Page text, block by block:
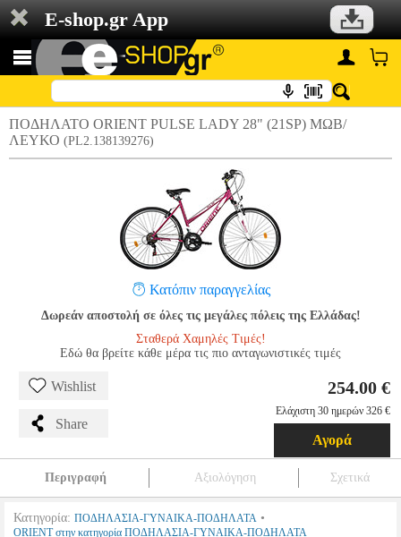
E-shop.gr App
ΠΟΔΗΛΑΤΟ ORIENT PULSE LADY 28" (21SP) ΜΩΒ/
ΛΕΥΚΟ (PL2.138139276)
Κατόπιν παραγγελίας
Δωρεάν αποστολή σε όλες τις μεγάλες πόλεις της Ελλάδας!
Σταθερά Χαμηλές Τιμές!
Εδώ θα βρείτε κάθε μέρα τις πιο ανταγωνιστικές τιμές
Wishlist
Share
254.00 €
Ελάχιστη 30 ημερών 326 €
Αγορά
Περιγραφή Αξιολόγηση Σχετικά
Κατηγορία: ΠΟΔΗΛΑΣΙΑ-ΓΥΝΑΙΚΑ-ΠΟΔΗΛΑΤΑ •
ORIENT στην κατηγορία ΠΟΔΗΛΑΣΙΑ-ΓΥΝΑΙΚΑ-ΠΟΔΗΛΑΤΑ